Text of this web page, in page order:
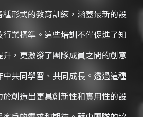
形式的教育訓練，涵蓋最新的設
業標準。這些培訓不僅促進了知
，更激發了團隊成員之間的創意
共同學習、共同成長。透過這種
創造出更具創新性和實用性的設